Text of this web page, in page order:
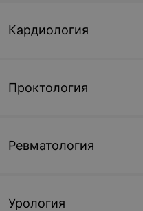
Кардиология
Проктология
Ревматология
Урология